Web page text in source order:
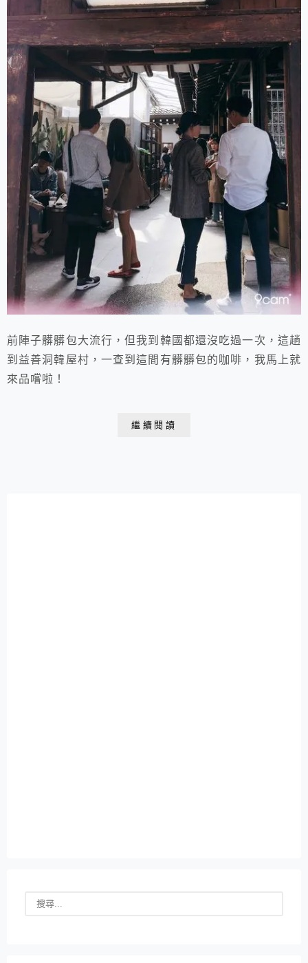
前陣子髒髒包大流行，但我到韓國都還沒吃過一次，這趟
到益善洞韓屋村，一查到這間有髒髒包的咖啡，我馬上就
來品嚐啦！
繼續閱讀